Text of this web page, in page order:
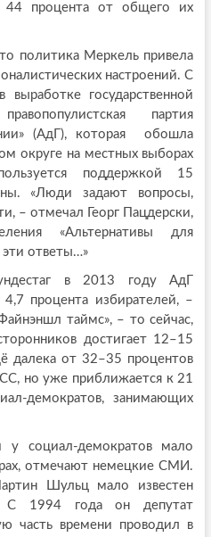
44 процента от общего их
политика Меркель привела
настроений. С
государственной
партия
(АдГ), которая обошла
округе на местных выборах
поддержкой 15
«Люди задают вопросы,
– отмечал Георг Пацдерски,
«Альтернативы для
ответы…»
в 2013 году АдГ
процента избирателей, –
таймс», – то сейчас,
достигает 12–15
далека от 32–35 процентов
но уже приближается к 21
демократов, занимающих
у социал-демократов мало
отмечают немецкие СМИ.
Шульц мало известен
С 1994 года он депутат
часть времени проводил в